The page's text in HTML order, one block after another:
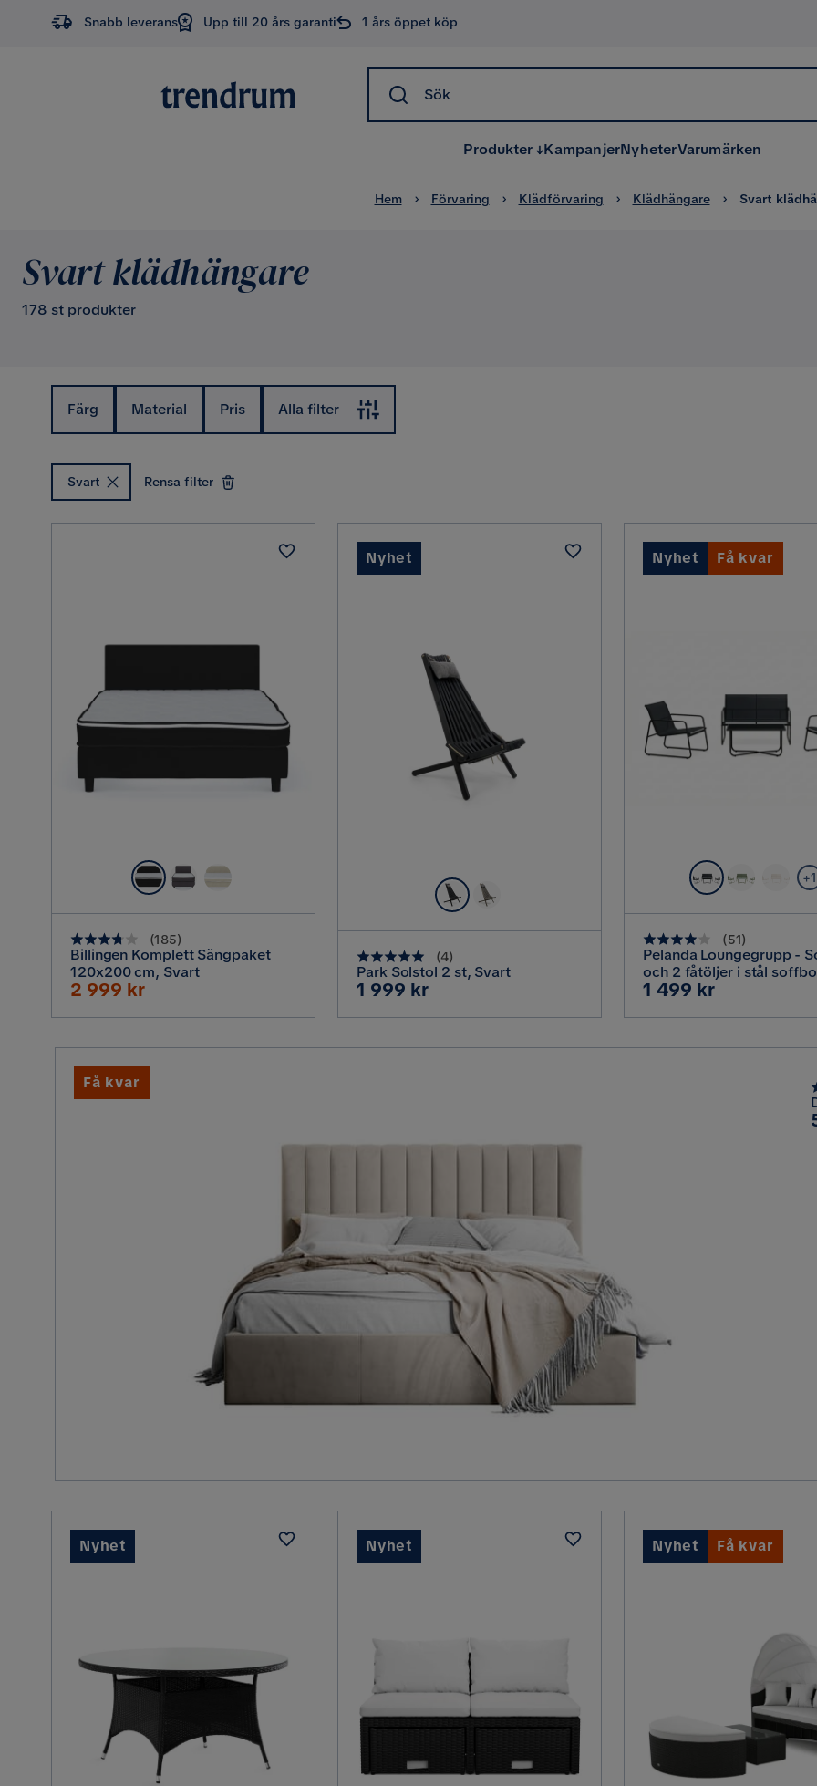
Snabb leverans Upp till 20 års garanti 1 års öppet köp
Sök
Produkter KampanjerNyheterVarumärken
Hem Förvaring Klädförvaring Klädhängare Svart
Svart klädhängare
178 st produkter
Färg Material Pris Alla filter
Svart Rensa filter
(185)
Billingen Komplett Sängpaket
120x200 cm, Svart
Rabatterat
2 999 kr
(4)
Park Solstol 2 st, Svart
Pris
1 999 kr
Nyhet
+1
(51)
Pelanda Loungegrupp - Soffa
och 2 fåtöljer i stål
frostad glasskiva, Svart
Pris
1 499 kr
Nyhet Få kvar
Få kvar
Nyhet Nyhet Nyhet Få kvar